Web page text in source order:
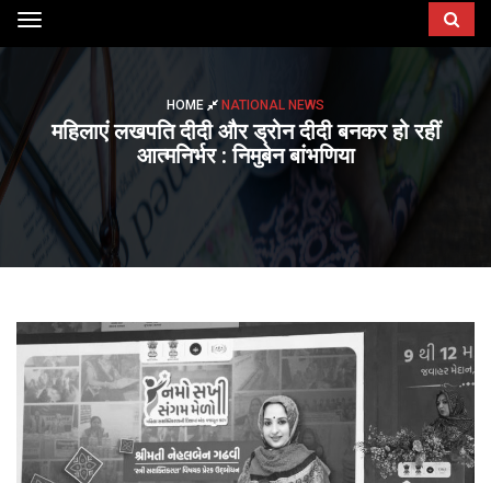
Toggle
navigation
HOME NATIONAL NEWS
महिलाएं लखपति दीदी और ड्रोन दीदी बनकर हो रहीं
आत्मनिर्भर : निमुबेन बांभणिया